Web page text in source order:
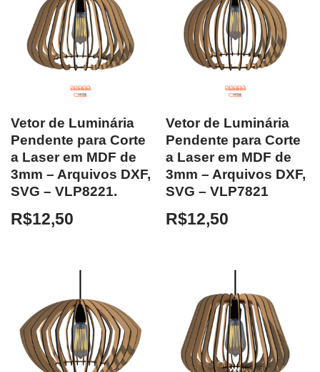
Vetor de Luminária
Pendente para Corte
a Laser em MDF de
3mm – Arquivos DXF,
SVG – VLP8221.
R$12,50
Vetor de Luminária
Pendente para Corte
a Laser em MDF de
3mm – Arquivos DXF,
SVG – VLP7821
R$12,50